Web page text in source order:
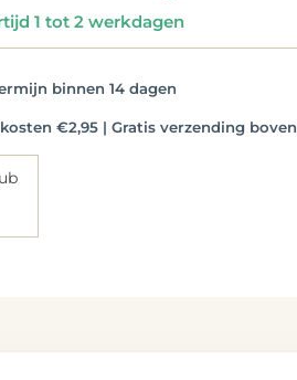
1 tot 2 werkdagen
binnen 14 dagen
€2,95 | Gratis verzending